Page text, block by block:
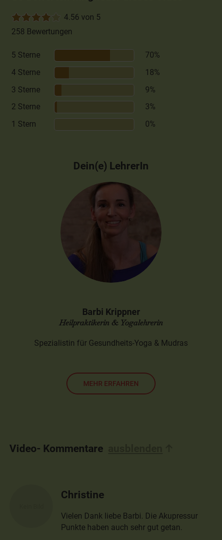
4.56 von 5
258 Bewertungen
5 Sterne
70%
4 Sterne
18%
3 Sterne
9%
2 Sterne
3%
1 Stern
0%
Dein(e) LehrerIn
Barbi Krippner
Heilpraktikerin & Yogalehrerin
Spezialistin für Gesundheits-Yoga & Mudras
MEHR ERFAHREN
Video- Kommentare
Christine
Vielen Dank liebe Barbi. Die Akupressur
Punkte haben auch sehr gut getan.